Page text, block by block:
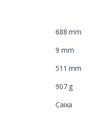
688 mm
9 mm
511 mm
907 g
Caixa